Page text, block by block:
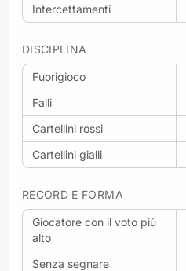
Intercettamenti
DISCIPLINA
Fuorigioco
Falli
Cartellini rossi
Cartellini gialli
RECORD E FORMA
Giocatore con il voto più
alto
Senza segnare